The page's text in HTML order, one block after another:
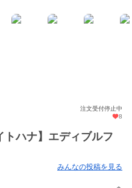
注文受付停止中
8
トハナ】エディブルフ
みんなの投稿を見る